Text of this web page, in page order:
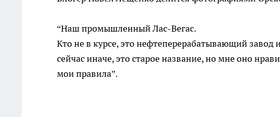
“Наш промышленный Лас-Вегас.
Кто не в курсе, это нефтеперерабатывающий
сейчас иначе, это старое название, но мне оно
мои правила”.